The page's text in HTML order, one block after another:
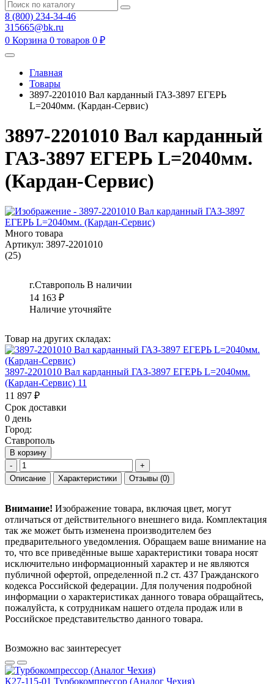
8 (800) 234-34-46
315665@bk.ru
0 Корзина 0 товаров 0 ₽
Главная
Товары
3897-2201010 Вал карданный ГАЗ-3897 ЕГЕРЬ
L=2040мм. (Кардан-Сервис)
3897-2201010 Вал карданный
ГАЗ-3897 ЕГЕРЬ L=2040мм.
(Кардан-Сервис)
Много товара
Артикул: 3897-2201010
(25)
г.Ставрополь В наличии
14 163 ₽
Наличие уточняйте
Товар на других складах:
3897-2201010 Вал карданный ГАЗ-3897 ЕГЕРЬ L=2040мм.
(Кардан-Сервис) 11
11 897 ₽
Срок доставки
0 день
Город:
Ставрополь
В корзину
-
+
Описание
Характеристики Отзывы (0)
Внимание! Изображение товара, включая цвет, могут
отличаться от действительного внешнего вида. Комплектация
так же может быть изменена производителем без
предварительного уведомления. Обращаем ваше внимание на
то, что все приведённые выше характеристики товара носят
исключительно информационный характер и не являются
публичной офертой, определенной п.2 ст. 437 Гражданского
кодекса Российской федерации. Для получения подробной
информации о характеристиках данного товара обращайтесь,
пожалуйста, к сотрудникам нашего отдела продаж или в
Российское представительство данного товара.
Возможно вас заинтересует
К27-115-01 Турбокомпрессор (Аналог Чехия)